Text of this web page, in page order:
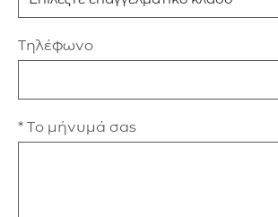
Τηλέφωνο
* Το μήνυμά σας